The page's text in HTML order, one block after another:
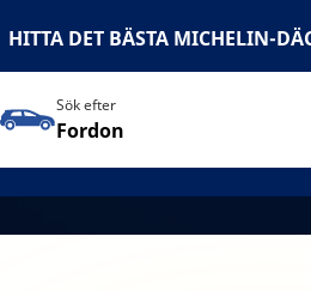
HITTA DET BÄSTA MICHELIN-
Sök efter
Fordon